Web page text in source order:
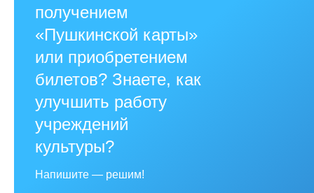
получением
«Пушкинской карты»
или приобретением
билетов? Знаете, как
улучшить работу
учреждений
культуры?
Напишите — решим!